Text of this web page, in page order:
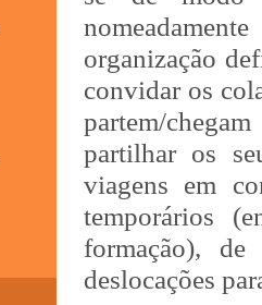
organização
convidar os
partem/
partilhar os
viagens em
temporários
formação),
deslocações